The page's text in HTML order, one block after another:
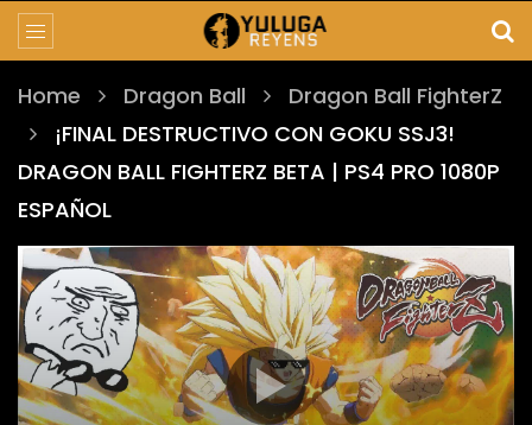
Home Dragon Ball
Dragon Ball FighterZ
¡FINAL DESTRUCTIVO CON GOKU SSJ3!
DRAGON BALL FIGHTERZ BETA | PS4 PRO 1080P
ESPAÑOL